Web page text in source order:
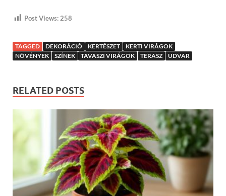
Post Views: 258
TAGGED DEKORÁCIÓ KERTÉSZET
KERTI VIRÁGOK
NÖVÉNYEK
SZÍNEK TAVASZI VIRÁGOK TERASZ UDVAR
RELATED POSTS